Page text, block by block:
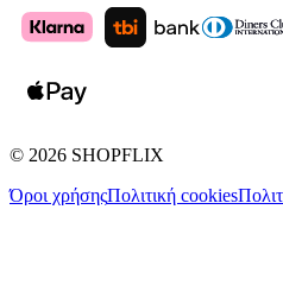
© 2026 SHOPFLIX
Όροι χρήσηςΠολιτική cookies